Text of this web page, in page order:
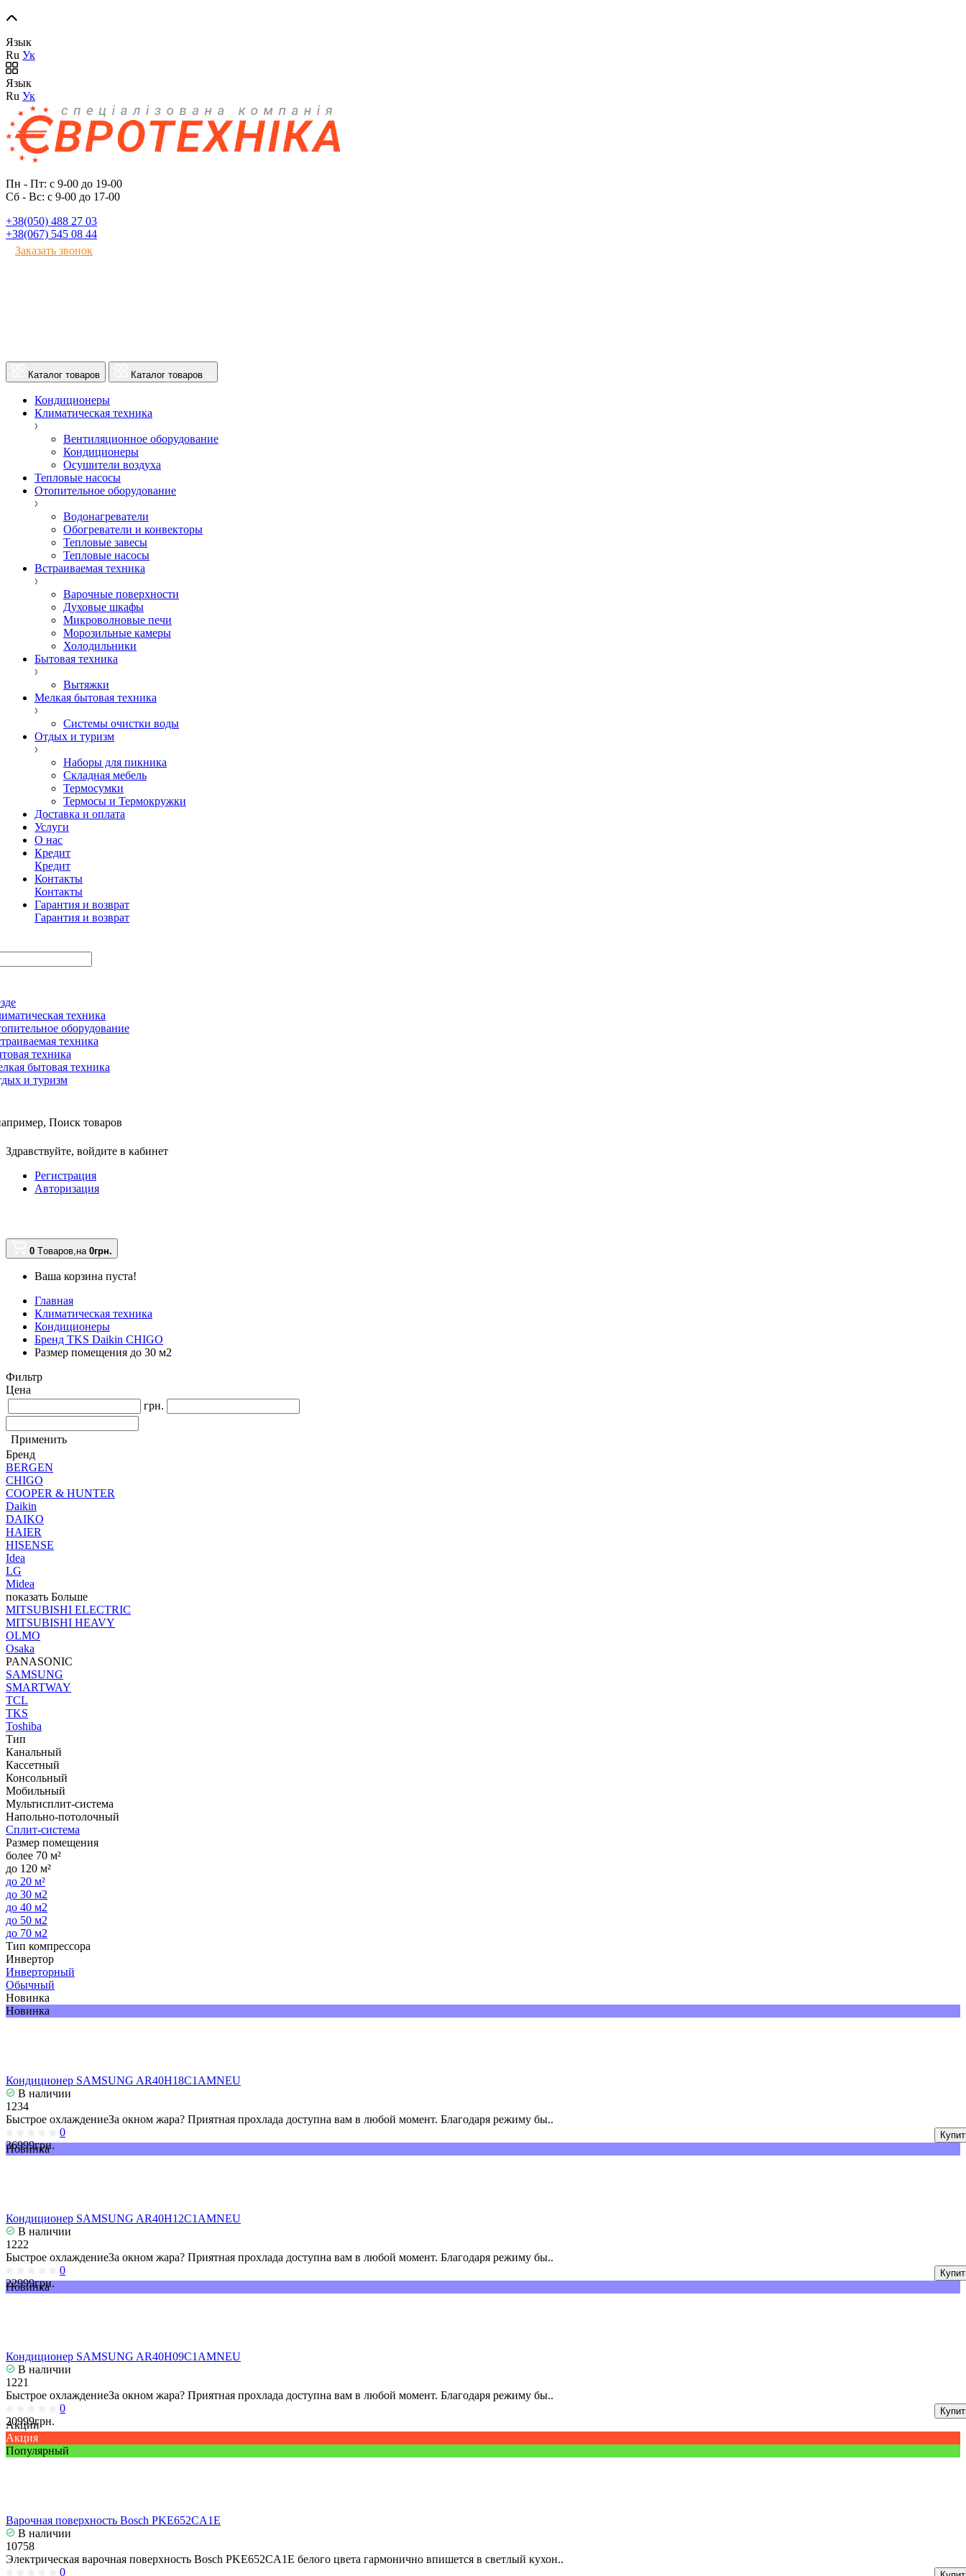
Язык
Ru Ук
Язык
Ru Ук
Пн - Пт: с 9-00 до 19-00
Сб - Вс: с 9-00 до 17-00
+38(050) 488 27 03
+38(067) 545 08 44
Заказать звонок
Каталог товаров Каталог товаров
Кондиционеры
Климатическая техника
Вентиляционное оборудование
Кондиционеры
Осушители воздуха
Тепловые насосы
Отопительное оборудование
Водонагреватели
Обогреватели и конвекторы
Тепловые завесы
Тепловые насосы
Встраиваемая техника
Варочные поверхности
Духовые шкафы
Микроволновые печи
Морозильные камеры
Холодильники
Бытовая техника
Вытяжки
Мелкая бытовая техника
Системы очистки воды
Отдых и туризм
Наборы для пикника
Складная мебель
Термосумки
Термосы и Термокружки
Доставка и оплата
Услуги
О нас
Кредит
Кредит
Контакты
Контакты
Гарантия и возврат
Гарантия и возврат
техника
оборудование
техника
техника
бытовая техника
и туризм
Поиск товаров
Здравствуйте, войдите в кабинет
Регистрация
Авторизация
0 Tоваров,на 0грн.
Ваша корзина пуста!
Главная
Климатическая техника
Кондиционеры
Бренд TKS Daikin CHIGO
Размер помещения до 30 м2
Фильтр
Цена
грн.
Применить
Бренд
BERGEN
CHIGO
COOPER & HUNTER
Daikin
DAIKO
HAIER
HISENSE
Idea
LG
Midea
показать Больше
MITSUBISHI ELECTRIC
MITSUBISHI HEAVY
OLMO
Osaka
PANASONIC
SAMSUNG
SMARTWAY
TCL
TKS
Toshiba
Тип
Канальный
Кассетный
Консольный
Мобильный
Мультисплит-система
Напольно-потолочный
Сплит-система
Размер помещения
более 70 м²
до 120 м²
до 20 м²
до 30 м2
до 40 м2
до 50 м2
до 70 м2
Тип компрессора
Инвертор
Инверторный
Обычный
Новинка
Новинка
Кондиционер SAMSUNG AR40H18C1AMNEU
В наличии
1234
Быстрое охлаждениеЗа окном жара? Приятная прохлада доступна вам в любой момент. Благодаря режиму бы..
0
36999грн.
Новинка
Кондиционер SAMSUNG AR40H12C1AMNEU
В наличии
1222
Быстрое охлаждениеЗа окном жара? Приятная прохлада доступна вам в любой момент. Благодаря режиму бы..
0
22999грн.
Новинка
Кондиционер SAMSUNG AR40H09C1AMNEU
В наличии
1221
Быстрое охлаждениеЗа окном жара? Приятная прохлада доступна вам в любой момент. Благодаря режиму бы..
0
20999грн.
Акции
Акция
Популярный
Варочная поверхность Bosch PKE652CA1E
В наличии
10758
Электрическая варочная поверхность Bosch PKE652CA1E белого цвета гармонично впишется в светлый кухон..
0